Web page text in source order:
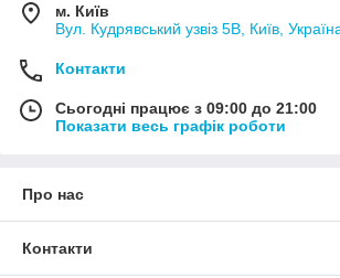
м. Київ
Вул. Кудрявський узвіз 5В, Київ,
Контакти
Сьогодні працює з 09:00 до 21:00
Показати весь графік роботи
Про нас
Контакти